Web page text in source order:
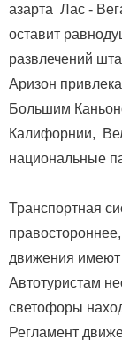
азарта Лас -
оставит
развлечений
Аризон
Большим
Калифорнии,
национальные
Транспортная
движения имеют
Автотуристам
светофоры
Регламент